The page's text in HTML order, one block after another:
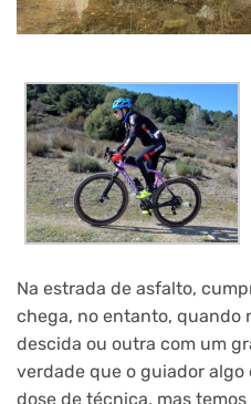
Na estrada de asfalto,
chega, no entanto, quando
descida ou outra com um
verdade que o guiador
dose de técnica, mas